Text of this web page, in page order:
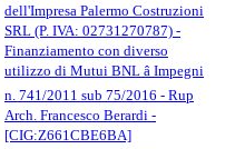
dell'Impresa Palermo Costruzioni
SRL (P. IVA: 02731270787) -
Finanziamento con diverso
utilizzo di Mutui BNL â Impegni
n. 741/2011 sub 75/2016 - Rup
Arch. Francesco Berardi -
[CIG:Z661CBE6BA]